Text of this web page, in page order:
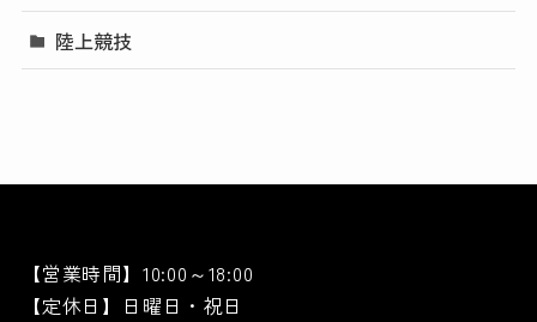
陸上競技
【営業時間】10:00～18:00
【定休日】日曜日・祝日